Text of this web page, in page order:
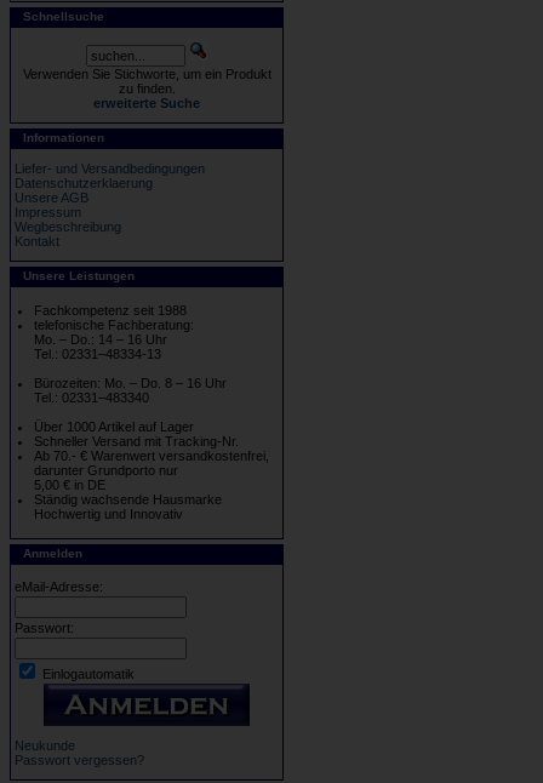
Schnellsuche
Verwenden Sie Stichworte, um ein Produkt
zu finden.
erweiterte Suche
Informationen
Liefer- und Versandbedingungen
Datenschutzerklaerung
Unsere AGB
Impressum
Wegbeschreibung
Kontakt
Unsere Leistungen
Fachkompetenz seit 1988
telefonische Fachberatung:
Mo. – Do.: 14 – 16 Uhr
Tel.: 02331–48334-13
Bürozeiten: Mo. – Do. 8 – 16 Uhr
Tel.: 02331–483340
Über 1000 Artikel auf Lager
Schneller Versand mit Tracking-Nr.
Ab 70.- € Warenwert versandkostenfrei,
darunter Grundporto nur
5,00 € in DE
Ständig wachsende Hausmarke
Hochwertig und Innovativ
Anmelden
eMail-Adresse:
Passwort:
Einlogautomatik
Neukunde
Passwort vergessen?